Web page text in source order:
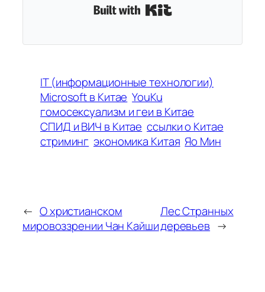
IT (информационные технологии)
Microsoft в Китае YouKu
гомосексуализм и геи в Китае
СПИД и ВИЧ в Китае ссылки о Китае
стриминг экономика Китая Яо Мин
← О христианском
мировоззрении Чан Кайши
Лес Странных
деревьев →